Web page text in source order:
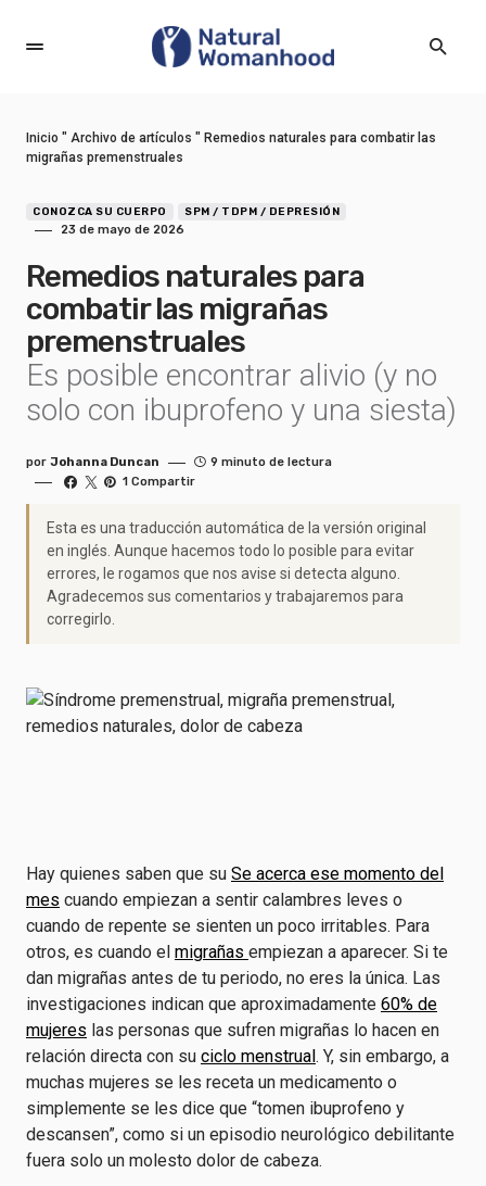
Inicio " Archivo de artículos " Remedios naturales para combatir las
migrañas premenstruales
CONOZCA SU CUERPO SPM / TDPM / DEPRESIÓN
23 de mayo de 2026
Remedios naturales para
combatir las migrañas
premenstruales
Es posible encontrar alivio (y no
solo con ibuprofeno y una siesta)
por Johanna Duncan
9 minuto de lectura
1 Compartir
Esta es una traducción automática de la versión original
en inglés. Aunque hacemos todo lo posible para evitar
errores, le rogamos que nos avise si detecta alguno.
Agradecemos sus comentarios y trabajaremos para
corregirlo.
Hay quienes saben que su Se acerca ese momento del
mes cuando empiezan a sentir calambres leves o
cuando de repente se sienten un poco irritables. Para
otros, es cuando el migrañas empiezan a aparecer. Si te
dan migrañas antes de tu periodo, no eres la única. Las
investigaciones indican que aproximadamente 60% de
mujeres las personas que sufren migrañas lo hacen en
relación directa con su ciclo menstrual. Y, sin embargo, a
muchas mujeres se les receta un medicamento o
simplemente se les dice que “tomen ibuprofeno y
descansen”, como si un episodio neurológico debilitante
fuera solo un molesto dolor de cabeza.